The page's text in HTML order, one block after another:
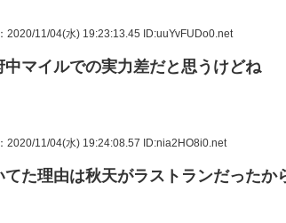
：2020/11/04(水) 19:23:13.45 ID:uuYvFUDo0.net
マイルでの実力差だと思うけどね
：2020/11/04(水) 19:24:08.57 ID:nia2HO8i0.net
た理由は秋天がラストランだったか